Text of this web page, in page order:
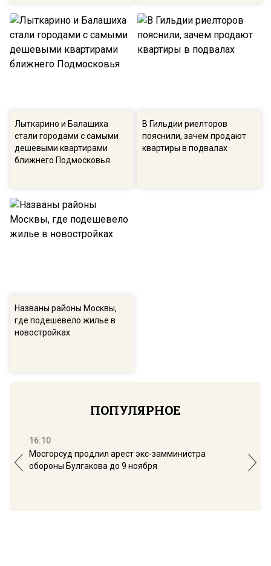
Лыткарино и Балашиха
стали городами с самыми
дешевыми квартирами
ближнего Подмосковья
В Гильдии риелторов
пояснили, зачем продают
квартиры в подвалах
Названы районы Москвы,
где подешевело жилье в
новостройках
ПОПУЛЯРНОЕ
16:10
Мосгорсуд продлил арест экс-замминистра
обороны Булгакова до 9 ноября